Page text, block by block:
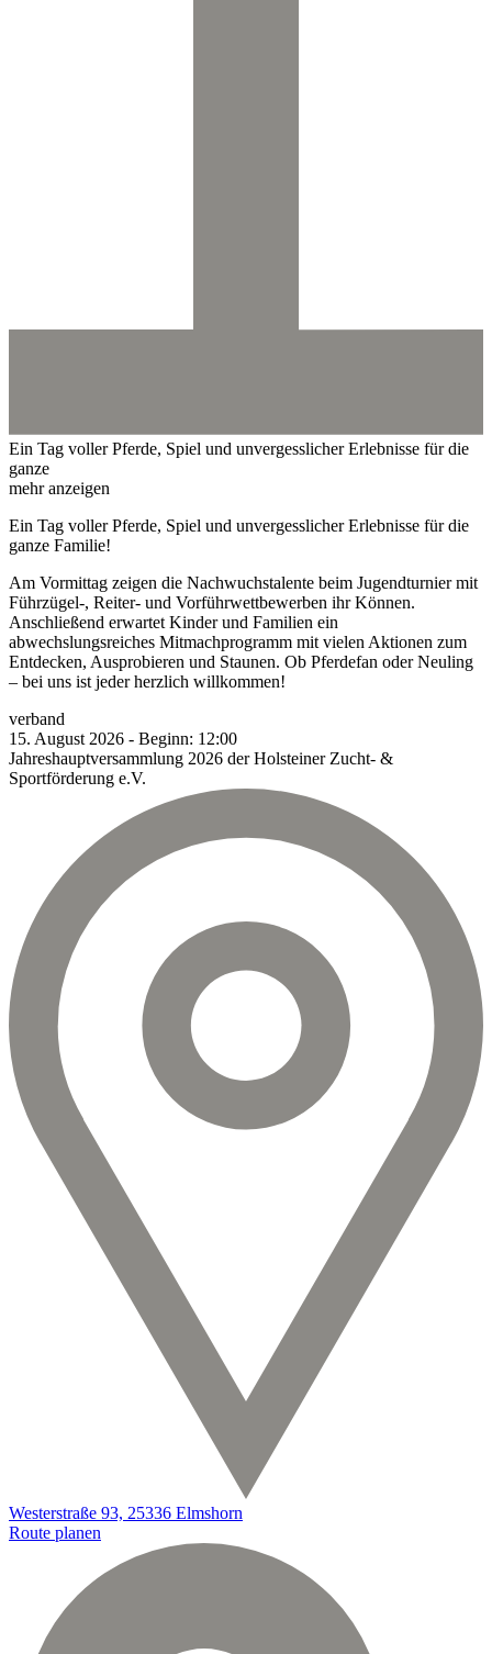
Ein Tag voller Pferde, Spiel und unvergesslicher Erlebnisse für die
ganze
mehr anzeigen
Ein Tag voller Pferde, Spiel und unvergesslicher Erlebnisse für die
ganze Familie!
Am Vormittag zeigen die Nachwuchstalente beim Jugendturnier mit
Führzügel-, Reiter- und Vorführwettbewerben ihr Können.
Anschließend erwartet Kinder und Familien ein
abwechslungsreiches Mitmachprogramm mit vielen Aktionen zum
Entdecken, Ausprobieren und Staunen. Ob Pferdefan oder Neuling
– bei uns ist jeder herzlich willkommen!
verband
15. August 2026 - Beginn: 12:00
Jahreshauptversammlung 2026 der Holsteiner Zucht- &
Sportförderung e.V.
Westerstraße 93, 25336 Elmshorn
Route planen